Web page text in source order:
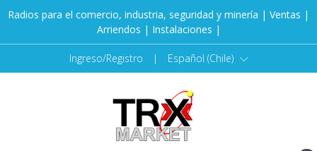
Radios para el comercio, industria, seguridad y minería | Ventas |
Arriendos | Instalaciones |
Ingreso/Registro | Español (Chile)